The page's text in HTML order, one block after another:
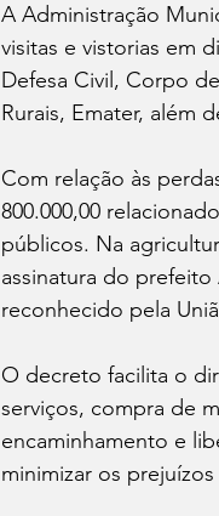
A Administração
visitas e vistorias em
Defesa Civil, Corpo
Rurais, Emater, além
Com relação às
800.000,00
públicos. Na
assinatura do
reconhecido pela
O decreto facilita o
serviços, compra de
encaminhamento e
minimizar os